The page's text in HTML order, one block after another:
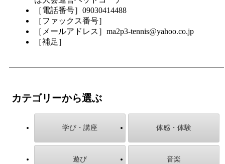
［電話番号］09030414488
［ファックス番号］
［メールアドレス］ma2p3-tennis@yahoo.co.jp
［補足］
カテゴリーから選ぶ
学び・講座 体感・体験
遊び 音楽